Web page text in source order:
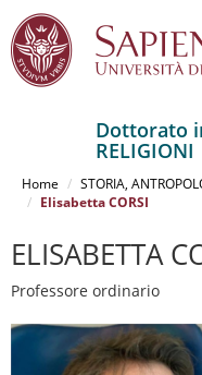
contenuto
Dottorato
RELIGIONI
Home STORIA,
Elisabetta CORSI
ELISABETTA
Professore ordinario